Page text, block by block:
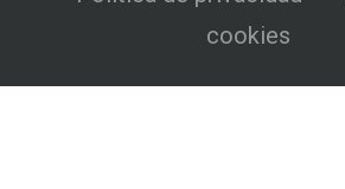
cookies